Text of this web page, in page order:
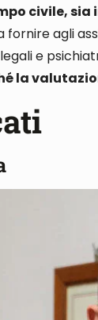
civile, sia
fornire agli
e
la